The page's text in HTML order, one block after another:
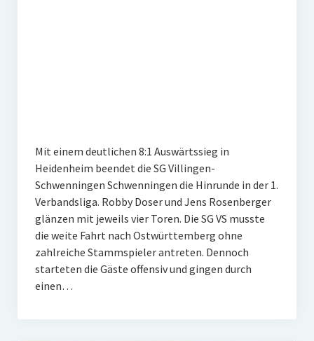
Mit einem deutlichen 8:1 Auswärtssieg in
Heidenheim beendet die SG Villingen-
Schwenningen Schwenningen die Hinrunde in der 1.
Verbandsliga. Robby Doser und Jens Rosenberger
glänzen mit jeweils vier Toren. Die SG VS musste
die weite Fahrt nach Ostwürttemberg ohne
zahlreiche Stammspieler antreten. Dennoch
starteten die Gäste offensiv und gingen durch
einen…